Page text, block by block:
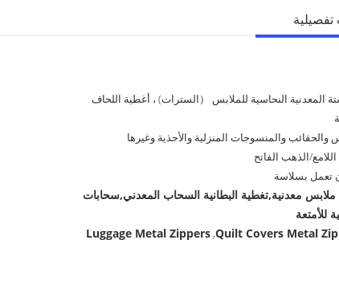
المعدنية النحاسية للملابس （السترات) ، أغطية اللحاف
والحقائب والمنسوجات المنزلية والأحذية وغيرها
الذهب الفاتح
تعمل بسلاسة
معدنية,تغطية البطانية السحاب المعدني,سحابات
للأمتعة
Quilt Covers Metal
,
Luggage Metal Zippers